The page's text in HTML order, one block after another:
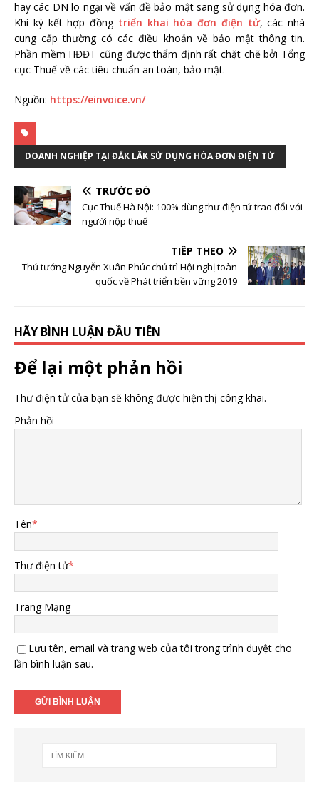
hay các DN lo ngại về vấn đề bảo mật sang sử dụng hóa đơn.
Khi ký kết hợp đồng triển khai hóa đơn điện tử, các nhà
cung cấp thường có các điều khoản về bảo mật thông tin.
Phần mềm HĐĐT cũng được thẩm định rất chặt chẽ bởi Tổng
cục Thuế về các tiêu chuẩn an toàn, bảo mật.
Nguồn: https://einvoice.vn/
DOANH NGHIỆP TẠI ĐẮK LẮK SỬ DỤNG HÓA ĐƠN ĐIỆN TỬ
TRƯỚC ĐÓ
Cục Thuế Hà Nội: 100% dùng thư điện tử trao đổi với
người nộp thuế
TIẾP THEO
Thủ tướng Nguyễn Xuân Phúc chủ trì Hội nghị toàn
quốc về Phát triển bền vững 2019
HÃY BÌNH LUẬN ĐẦU TIÊN
Để lại một phản hồi
Thư điện tử của bạn sẽ không được hiện thị công khai.
Phản hồi
Tên*
Thư điện tử*
Trang Mạng
Lưu tên, email và trang web của tôi trong trình duyệt cho
lần bình luận sau.